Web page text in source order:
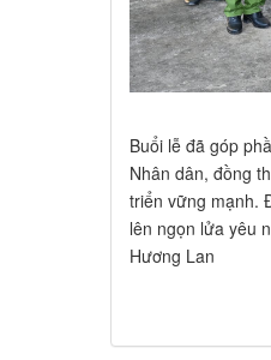
Buổi lễ đã góp
Nhân dân, đồng
triển vững mạnh.
lên ngọn lửa yêu
Hương Lan